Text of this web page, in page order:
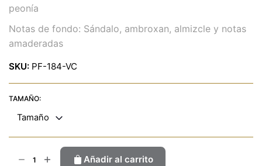
peonía
Notas de fondo: Sándalo, ambroxan, almizcle y notas
amaderadas
SKU: PF-184-VC
TAMAÑO:
Tamaño
Añadir al carrito